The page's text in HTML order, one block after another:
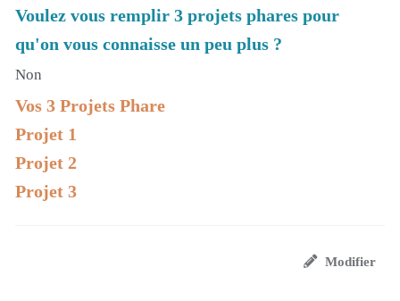
Voulez vous remplir 3 projets phares pour
qu'on vous connaisse un peu plus ?
Non
Vos 3 Projets Phare
Projet 1
Projet 2
Projet 3
Modifier